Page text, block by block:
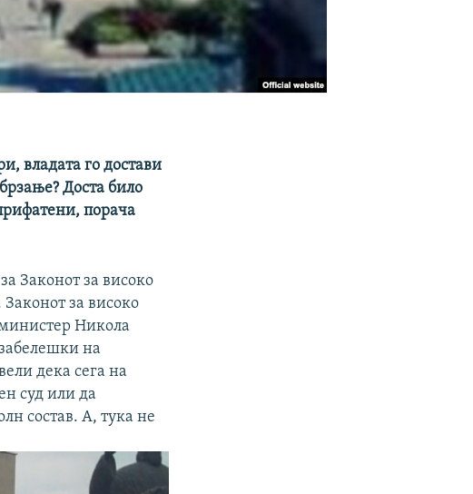
владата го достави
Доста било
порача
Законот за високо
за високо
Никола
на
дека сега на
суд или да
состав. А, тука не